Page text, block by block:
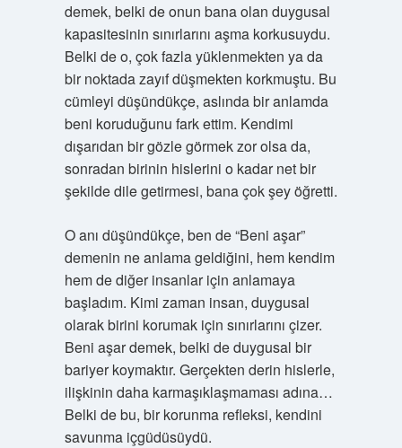
demek, belki de onun bana olan duygusal
kapasitesinin sınırlarını aşma korkusuydu.
Belki de o, çok fazla yüklenmekten ya da
bir noktada zayıf düşmekten korkmuştu. Bu
cümleyi düşündükçe, aslında bir anlamda
beni koruduğunu fark ettim. Kendimi
dışarıdan bir gözle görmek zor olsa da,
sonradan birinin hislerini o kadar net bir
şekilde dile getirmesi, bana çok şey öğretti.
O anı düşündükçe, ben de “Beni aşar”
demenin ne anlama geldiğini, hem kendim
hem de diğer insanlar için anlamaya
başladım. Kimi zaman insan, duygusal
olarak birini korumak için sınırlarını çizer.
Beni aşar demek, belki de duygusal bir
bariyer koymaktır. Gerçekten derin hislerle,
ilişkinin daha karmaşıklaşmaması adına…
Belki de bu, bir korunma refleksi, kendini
savunma içgüdüsüydü.